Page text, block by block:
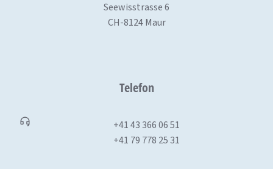
Seewisstrasse 6
CH-8124 Maur
Telefon
+41 43 366 06 51
+41 79 778 25 31